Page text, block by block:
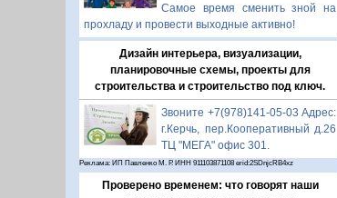
Самое время сменить зной на
прохладу и провести выходные активно!
Дизайн интерьера, визуализации,
планировочные схемы, проекты для
строительства и строительство под ключ.
Звоните +7(978)141-05-03 Адрес:
г.Керчь, пер.Кооперативный д.26
ТЦ "МЕГА" офис 301.
Реклама: ИП Павленко М. Р. ИНН 911103871108 erid:2SDnjcRB4xz
Проверено временем: что говорят наши